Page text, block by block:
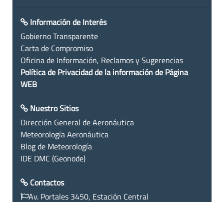
Información de Interés
Gobierno Transparente
Carta de Compromiso
Oficina de Información, Reclamos y Sugerencias
Política de Privacidad de la información de Página
WEB
Nuestro Sitios
Dirección General de Aeronáutica
Meteorología Aeronáutica
Blog de Meteorología
IDE DMC (Geonode)
Contactos
Av. Portales 3450, Estación Central